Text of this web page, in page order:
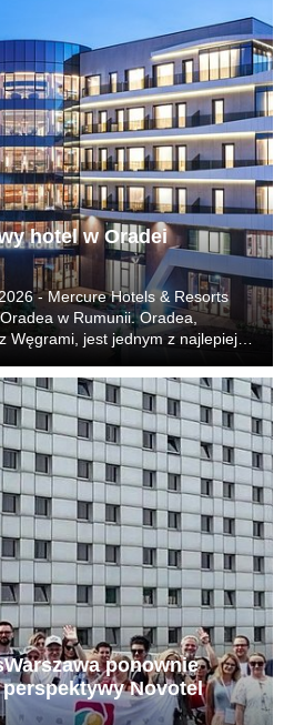
hotel w Oradei
- Mercure Hotels & Resorts
w Rumunii. Oradea,
Węgrami, jest jednym z najlepiej
kierunk...
ponownie
Novotel